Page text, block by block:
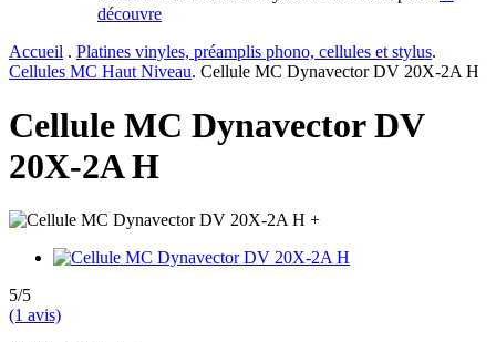
découvre
Accueil . Platines vinyles, préamplis phono, cellules et stylus.
Cellules MC Haut Niveau. Cellule MC Dynavector DV 20X-2A H
Cellule MC Dynavector DV
20X-2A H
+
5/5
(1 avis)